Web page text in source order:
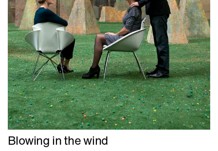
Læs
mere
Blowing in the wind